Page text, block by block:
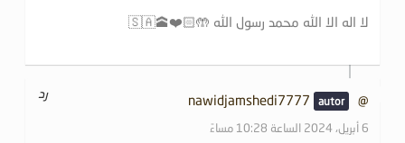
لا اله الا الله محمد رسول الله 🤲🏻❤️🕋🇸🇦
@nawidjamshedi7777
6 أبريل، 2024 الساعة 10:28 مساءً
رد